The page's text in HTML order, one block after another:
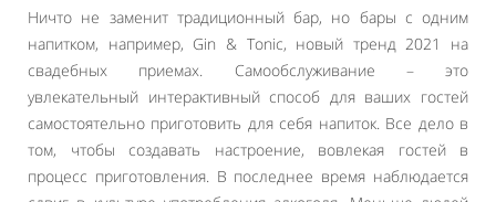
Ничто не заменит традиционный бар, но бары с одним
напитком, например, Gin & Tonic, новый тренд 2021 на
свадебных приемах. Самообслуживание – это
увлекательный интерактивный способ для ваших гостей
самостоятельно приготовить для себя напиток. Все дело в
том, чтобы создавать настроение, вовлекая гостей в
процесс приготовления. В последнее время наблюдается